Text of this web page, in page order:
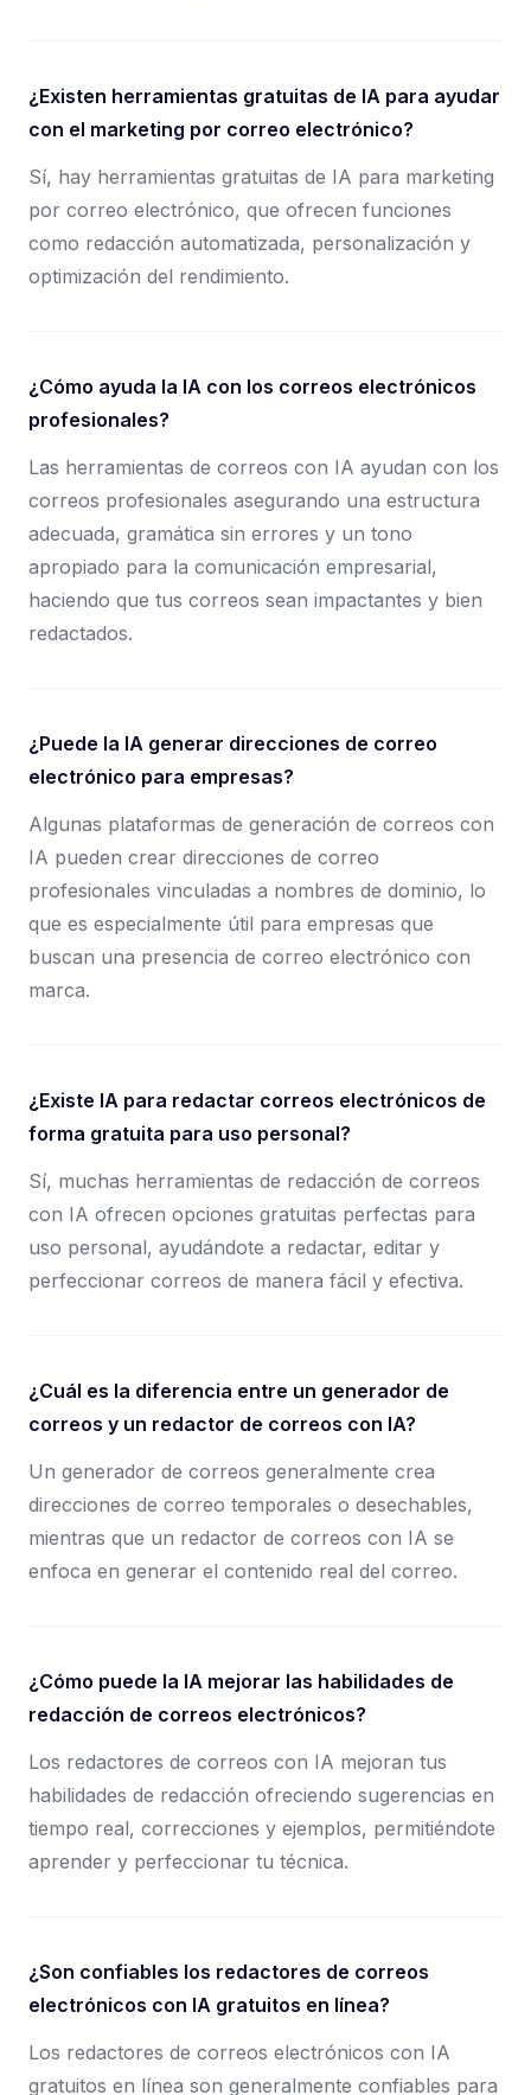
¿Existen herramientas gratuitas de IA para ayudar
con el marketing por correo electrónico?
Sí, hay herramientas gratuitas de IA para marketing
por correo electrónico, que ofrecen funciones
como redacción automatizada, personalización y
optimización del rendimiento.
¿Cómo ayuda la IA con los correos electrónicos
profesionales?
Las herramientas de correos con IA ayudan con los
correos profesionales asegurando una estructura
adecuada, gramática sin errores y un tono
apropiado para la comunicación empresarial,
haciendo que tus correos sean impactantes y bien
redactados.
¿Puede la IA generar direcciones de correo
electrónico para empresas?
Algunas plataformas de generación de correos con
IA pueden crear direcciones de correo
profesionales vinculadas a nombres de dominio, lo
que es especialmente útil para empresas que
buscan una presencia de correo electrónico con
marca.
¿Existe IA para redactar correos electrónicos de
forma gratuita para uso personal?
Sí, muchas herramientas de redacción de correos
con IA ofrecen opciones gratuitas perfectas para
uso personal, ayudándote a redactar, editar y
perfeccionar correos de manera fácil y efectiva.
¿Cuál es la diferencia entre un generador de
correos y un redactor de correos con IA?
Un generador de correos generalmente crea
direcciones de correo temporales o desechables,
mientras que un redactor de correos con IA se
enfoca en generar el contenido real del correo.
¿Cómo puede la IA mejorar las habilidades de
redacción de correos electrónicos?
Los redactores de correos con IA mejoran tus
habilidades de redacción ofreciendo sugerencias en
tiempo real, correcciones y ejemplos, permitiéndote
aprender y perfeccionar tu técnica.
¿Son confiables los redactores de correos
electrónicos con IA gratuitos en línea?
Los redactores de correos electrónicos con IA
gratuitos en línea son generalmente confiables para